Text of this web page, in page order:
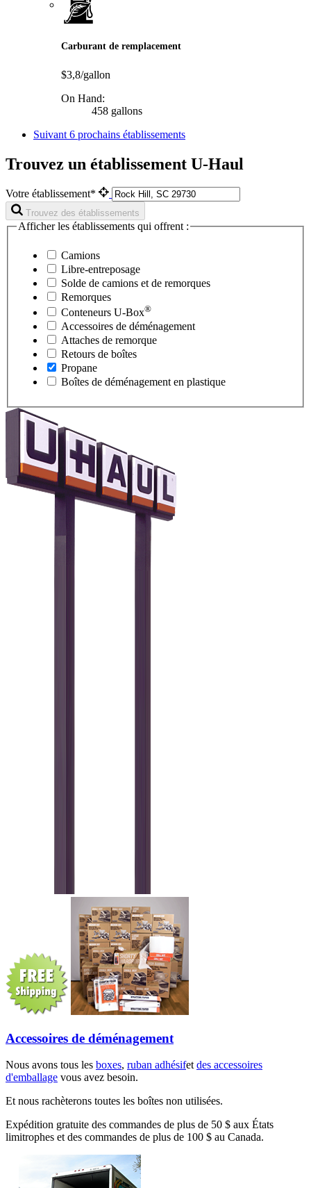
Carburant de remplacement
$3,8/gallon
On Hand:
458 gallons
Suivant 6 prochains établissements
Trouvez un établissement U-Haul
Votre établissement*
Trouvez des établissements
Afficher les établissements qui offrent :
Camions
Libre-entreposage
Solde de camions et de remorques
Remorques
Conteneurs U-Box®
Accessoires de déménagement
Attaches de remorque
Retours de boîtes
Propane
Boîtes de déménagement en plastique
Accessoires de déménagement
Nous avons tous les boxes, ruban adhésifetdes accessoires
d'emballage vous avez besoin.
Et nous rachèterons toutes les boîtes non utilisées.
Expédition gratuite des commandes de plus de 50 $ aux États
limitrophes et des commandes de plus de 100 $ au Canada.